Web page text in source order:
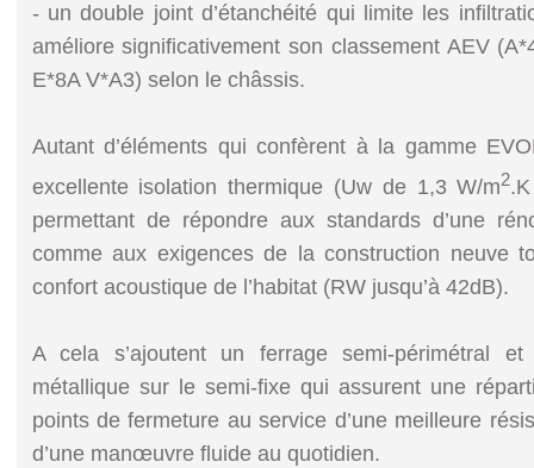
- un double joint d’étanchéité qui limite les
améliore significativement son classement AEV
E*8A V*A3) selon le châssis.
Autant d’éléments qui confèrent à la gamme
excellente isolation thermique (Uw de 1,3 W/m2
permettant de répondre aux standards d’une
comme aux exigences de la construction neuve
confort acoustique de l’habitat (RW jusqu’à 42dB).
A cela s’ajoutent un ferrage semi-périmétral
métallique sur le semi-fixe qui assurent une
points de fermeture au service d’une meilleure
d’une manœuvre fluide au quotidien.